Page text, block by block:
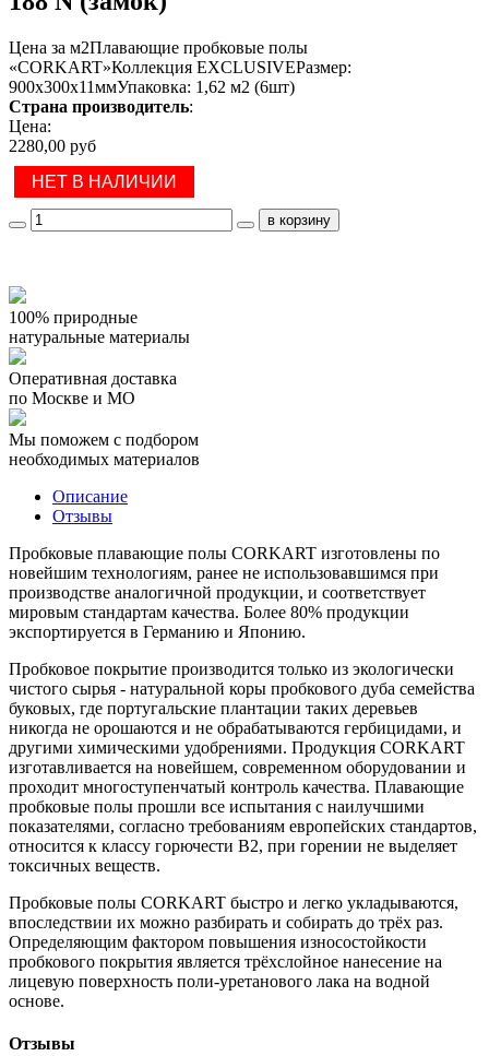
Цена за м2Плавающие пробковые полы
«CORKART»Коллекция EXCLUSIVEРазмер:
900х300х11ммУпаковка: 1,62 м2 (6шт)
Страна производитель:
Цена:
2280,00 руб
НЕТ В НАЛИЧИИ
100% природные
натуральные материалы
Оперативная доставка
по Москве и МО
Мы поможем с подбором
необходимых материалов
Описание
Отзывы
Пробковые плавающие полы CORKART изготовлены по
новейшим технологиям, ранее не использовавшимся при
производстве аналогичной продукции, и соответствует
мировым стандартам качества. Более 80% продукции
экспортируется в Германию и Японию.
Пробковое покрытие производится только из экологически
чистого сырья - натуральной коры пробкового дуба семейства
буковых, где португальские плантации таких деревьев
никогда не орошаются и не обрабатываются гербицидами, и
другими химическими удобрениями. Продукция CORKART
изготавливается на новейшем, современном оборудовании и
проходит многоступенчатый контроль качества. Плавающие
пробковые полы прошли все испытания с наилучшими
показателями, согласно требованиям европейских стандартов,
относится к классу горючести B2, при горении не выделяет
токсичных веществ.
Пробковые полы CORKART быстро и легко укладываются,
впоследствии их можно разбирать и собирать до трёх раз.
Определяющим фактором повышения износостойкости
пробкового покрытия является трёхслойное нанесение на
лицевую поверхность поли-уретанового лака на водной
основе.
Отзывы